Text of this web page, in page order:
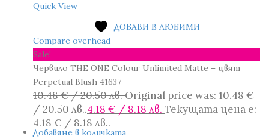
Quick View
ДОБАВИ В ЛЮБИМИ
Compare overhead
Sale!
Червило THE ONE Colour Unlimited Matte – цвят
Perpetual Blush 41637
10.48€/ 20.50 лв.Original price was: 10.48 €
/ 20.50 лв..4.18 € / 8.18 лв. Текущата цена е:
4.18 € / 8.18 лв..
Добавяне в количката